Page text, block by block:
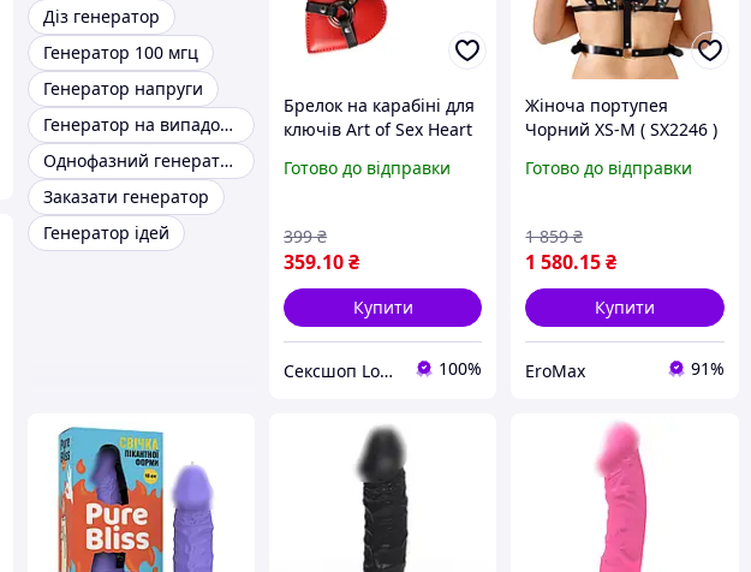
Діз генератор
Генератор 100 мгц
Генератор напруги
Генератор на випадок вимкнення електрики
Однофазний генератор змінного струму
Заказати генератор
Генератор ідей
Брелок на карабіні для
ключів Art of Sex Heart
Універсальний ( SX2364
Готово до відправки
359.10₴
399 ₴
Купити
Сексшоп Love and Sex 100%
Жіноча портупея
Чорний XS-M ( SX2246 )
Готово до відправки
1 580.15₴
1 859 ₴
Купити
EroMax 91%